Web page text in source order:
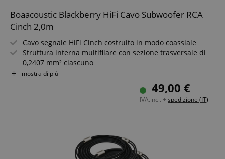
Boaacoustic Blackberry HiFi Cavo Subwoofer RCA
Cinch 2,0m
Cavo segnale HiFi Cinch costruito in modo coassiale
Struttura interna multifilare con sezione trasversale di
0,2407 mm² ciascuno
Conduttore interno in OFC (99,99%)
Schermatura con foglio di alluminio e treccia di rame
mostra di più
49,00 €
IVA.incl. + spedizione (IT)